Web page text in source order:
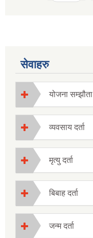
सेवाहरु
योजना सम्झौता
व्यवसाय दर्ता
मृत्यु दर्ता
बिबाह दर्ता
जन्म दर्ता